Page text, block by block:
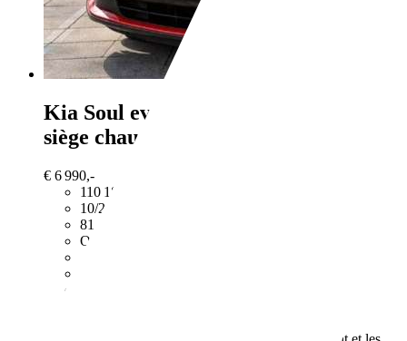
Kia Soul ev camera de recul %2B
siège chauffants bluetooth
€ 6 990,-
110 189 km
10/2016
81 kW (110 CH)
Occasion